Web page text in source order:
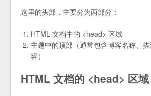
这里的头部，主要分为两部分：
HTML 文档中的 <head> 区域
主题中的顶部（通常包含博客名称、
容）
HTML 文档的 <head> 区域